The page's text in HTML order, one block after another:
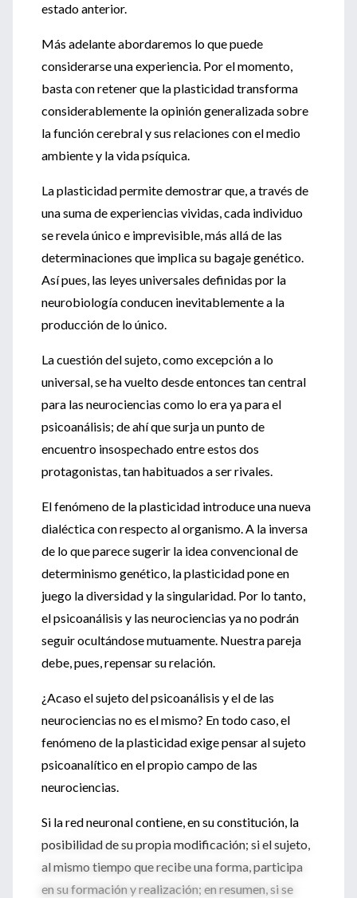
estado anterior.
Más adelante abordaremos lo que puede
considerarse una experiencia. Por el momento,
basta con retener que la plasticidad transforma
considerablemente la opinión generalizada sobre
la función cerebral y sus relaciones con el medio
ambiente y la vida psíquica.
La plasticidad permite demostrar que, a través de
una suma de experiencias vividas, cada individuo
se revela único e imprevisible, más allá de las
determinaciones que implica su bagaje genético.
Así pues, las leyes universales definidas por la
neurobiología conducen inevitablemente a la
producción de lo único.
La cuestión del sujeto, como excepción a lo
universal, se ha vuelto desde entonces tan central
para las neurociencias como lo era ya para el
psicoanálisis; de ahí que surja un punto de
encuentro insospechado entre estos dos
protagonistas, tan habituados a ser rivales.
El fenómeno de la plasticidad introduce una nueva
dialéctica con respecto al organismo. A la inversa
de lo que parece sugerir la idea convencional de
determinismo genético, la plasticidad pone en
juego la diversidad y la singularidad. Por lo tanto,
el psicoanálisis y las neurociencias ya no podrán
seguir ocultándose mutuamente. Nuestra pareja
debe, pues, repensar su relación.
¿Acaso el sujeto del psicoanálisis y el de las
neurociencias no es el mismo? En todo caso, el
fenómeno de la plasticidad exige pensar al sujeto
psicoanalítico en el propio campo de las
neurociencias.
Si la red neuronal contiene, en su constitución, la
posibilidad de su propia modificación; si el sujeto,
al mismo tiempo que recibe una forma, participa
en su formación y realización; en resumen, si se